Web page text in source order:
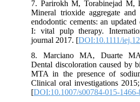
7. Parirokh M, Torabinejad
Mineral trioxide aggregate
endodontic cements: an
I: vital pulp therapy.
journal 2017. [DOI:10.1111/
8. Marciano MA, Duarte
Dental discoloration caused by
MTA in the presence of
Clinical oral investigations
[DOI:10.1007/s00784-015-